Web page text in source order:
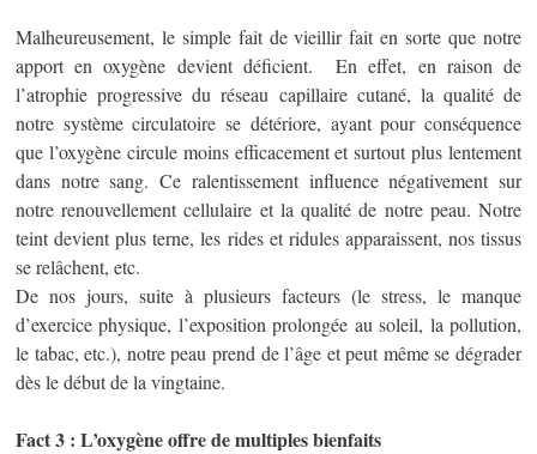
Malheureusement, le simple fait de vieillir fait en sorte que notre
apport en oxygène devient déficient. En effet, en raison de
l’atrophie progressive du réseau capillaire cutané, la qualité de
notre système circulatoire se détériore, ayant pour conséquence
que l’oxygène circule moins efficacement et surtout plus lentement
dans notre sang. Ce ralentissement influence négativement sur
notre renouvellement cellulaire et la qualité de notre peau. Notre
teint devient plus terne, les rides et ridules apparaissent, nos tissus
se relâchent, etc.
De nos jours, suite à plusieurs facteurs (le stress, le manque
d’exercice physique, l’exposition prolongée au soleil, la pollution,
le tabac, etc.), notre peau prend de l’âge et peut même se dégrader
dès le début de la vingtaine.
Fact 3 : L’oxygène offre de multiples bienfaits